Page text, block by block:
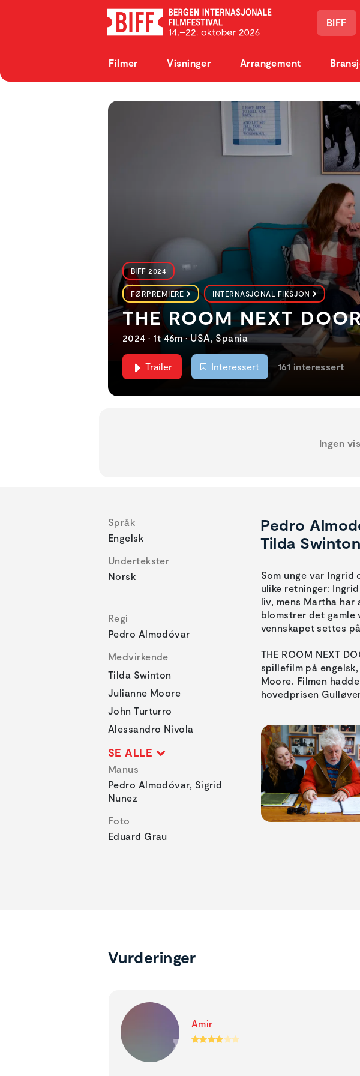
BIFF
Filmer Visninger Arrangement
BIFF 2024
FØRPREMIERE INTERNASJONAL FIKSJON
THE ROOM NEXT DOOR
2024 • 1t 46m • USA, Spania
Trailer Interessert 161 interessert
Ingen
Språk
Engelsk
Undertekster
Norsk
Regi
Pedro Almodóvar
Medvirkende
Tilda Swinton
Julianne Moore
John Turturro
Alessandro Nivola
SE ALLE
Manus
Pedro Almodóvar, Sigrid
Nunez
Foto
Eduard Grau
Pedro
Tilda
Som unge var Ingrid
ulike retninger:
liv, mens Martha
blomstrer det gamle
vennskapet settes
THE ROOM NEXT
spillefilm på
Moore. Filmen
hovedprisen
Vurderinger
Amir